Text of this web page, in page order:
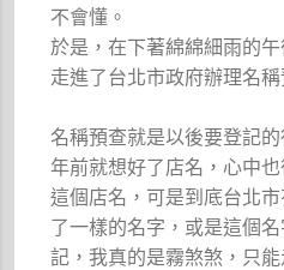
不會懂。
於是，在下著綿綿細雨的
走進了台北市政府辦理名稱
名稱預查就是以後要登記
年前就想好了店名，心中
這個店名，可是到底台北
了一樣的名字，或是這個
記，我真的是霧煞煞，只能